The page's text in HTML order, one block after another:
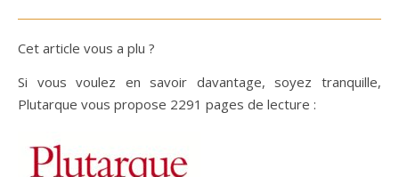
Cet article vous a plu ?
Si vous voulez en savoir davantage, soyez tranquille,
Plutarque vous propose 2291 pages de lecture :